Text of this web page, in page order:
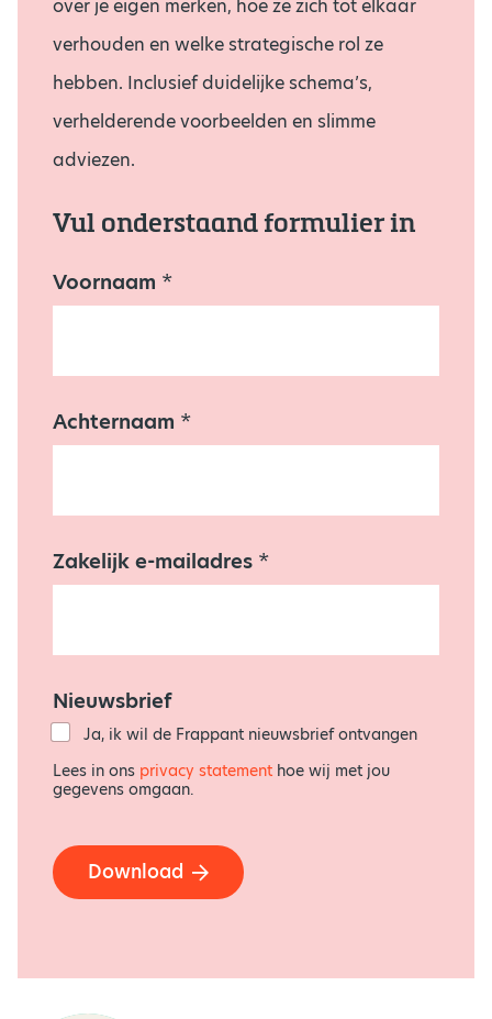
over je eigen merken, hoe ze zich tot elkaar
verhouden en welke strategische rol ze
hebben. Inclusief duidelijke schema’s,
verhelderende voorbeelden en slimme
adviezen.
Vul onderstaand formulier in
Voornaam *
Achternaam *
N
i
b
r
i
Z
k
e
k
Zakelijk e-mailadres *
Nieuwsbrief
Ja, ik wil de Frappant nieuwsbrief ontvangen
Lees in ons privacy statement hoe wij met jou
gegevens omgaan.
Download